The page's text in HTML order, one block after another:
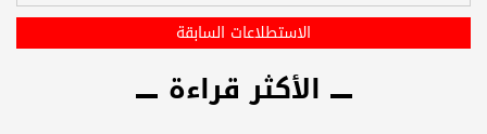
الاستطلاعات السابقة
الأكثر قراءة